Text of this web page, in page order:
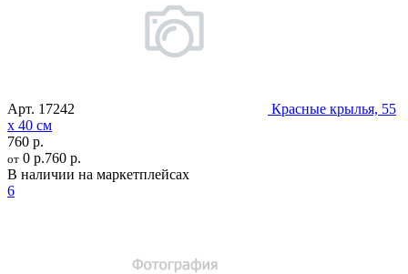
Арт. 17242
Красные крылья, 55
х 40 см
760 р.
от 0 р.760 р.
В наличии на маркетплейсах
6